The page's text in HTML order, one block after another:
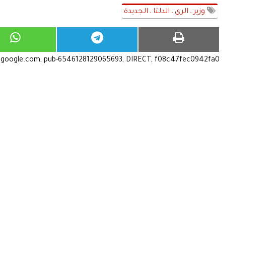
وزير ـ الري ـ الدلتا ـ الجديدة
google.com, pub-6546128129065693, DIRECT, f08c47fec0942fa0